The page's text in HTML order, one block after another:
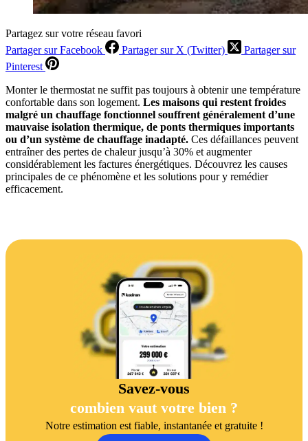
Partagez sur votre réseau favori
Partager sur Facebook
Partager sur X (Twitter)
Partager sur
Pinterest
Monter le thermostat ne suffit pas toujours à obtenir une température
confortable dans son logement. Les maisons qui restent froides
malgré un chauffage fonctionnel souffrent généralement d’une
mauvaise isolation thermique, de ponts thermiques importants
ou d’un système de chauffage inadapté. Ces défaillances peuvent
entraîner des pertes de chaleur jusqu’à 30% et augmenter
considérablement les factures énergétiques. Découvrez les causes
principales de ce phénomène et les solutions pour y remédier
efficacement.
Savez-vous
combien vaut votre bien ?
Notre estimation est fiable, instantanée et gratuite !